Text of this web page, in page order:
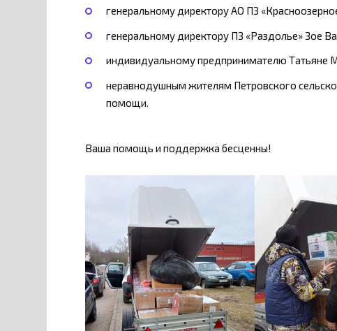
генеральному директору АО ПЗ
генеральному директору ПЗ «Раздолье» Зое
индивидуальному предпринимателю Татьяне
неравнодушным жителям Петровского
помощи.
Ваша помощь и поддержка бесценны!